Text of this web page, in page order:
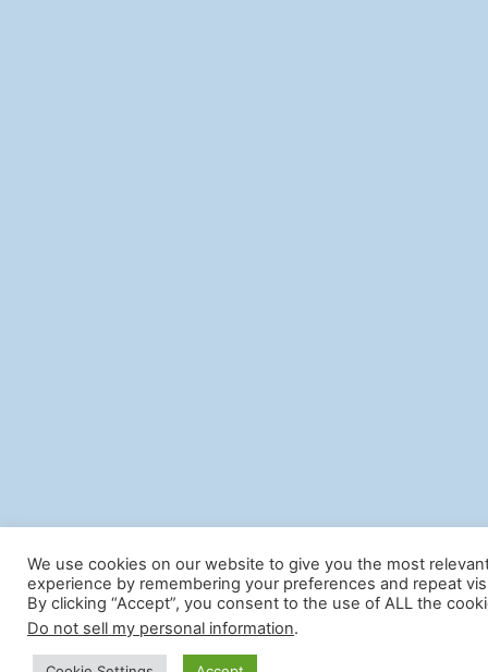
We use cookies on our website to give you the most
experience by remembering your preferences and repeat
By clicking “Accept”, you consent to the use of ALL the
Do not sell my personal information.